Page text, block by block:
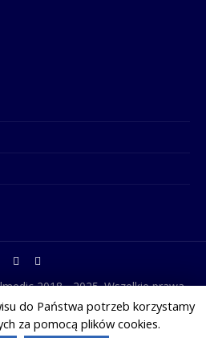
2018 - 2025. Wszelkie prawa
serwisach służą celom
i nie zastępują konsultacji
decyzji zdrowotnych skonsultuj się
do Państwa potrzeb korzystamy
za pomocą plików cookies.